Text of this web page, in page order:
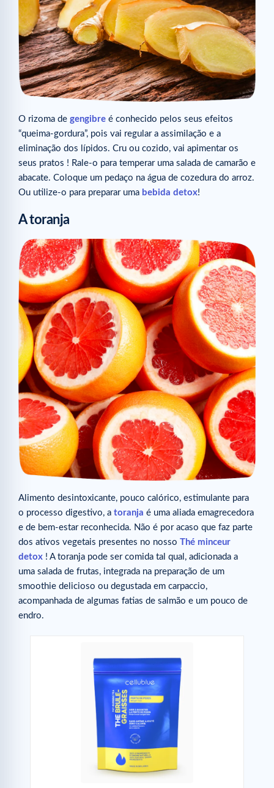
O rizoma de gengibre é conhecido pelos seus efeitos
“queima-gordura”, pois vai regular a assimilação e a
eliminação dos lípidos. Cru ou cozido, vai apimentar os
seus pratos ! Rale-o para temperar uma salada de camarão e
abacate. Coloque um pedaço na água de cozedura do arroz.
Ou utilize-o para preparar uma bebida detox!
A toranja
Alimento desintoxicante, pouco calórico, estimulante para
o processo digestivo, a toranja é uma aliada emagrecedora
e de bem-estar reconhecida. Não é por acaso que faz parte
dos ativos vegetais presentes no nosso Thé minceur
detox ! A toranja pode ser comida tal qual, adicionada a
uma salada de frutas, integrada na preparação de um
smoothie delicioso ou degustada em carpaccio,
acompanhada de algumas fatias de salmão e um pouco de
endro.